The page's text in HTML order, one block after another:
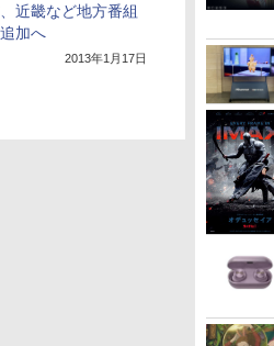
近畿など地方番組
加へ
2013年1月17日